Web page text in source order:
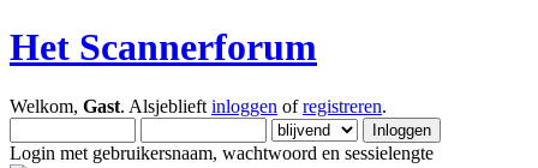
Het Scannerforum
Welkom, Gast. Alsjeblieft inloggen ofregistreren.
Login met gebruikersnaam, wachtwoord en sessielengte